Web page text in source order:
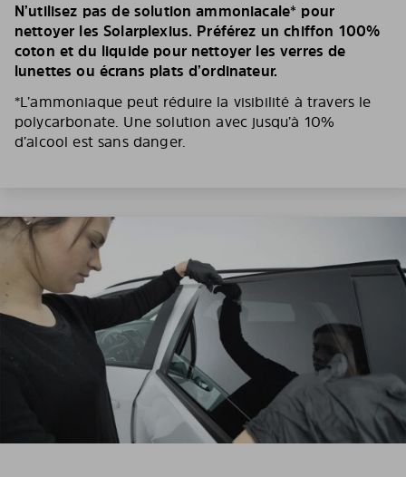
N’utilisez pas de solution ammoniacale* pour
nettoyer les Solarplexius. Préférez un chiffon 100%
coton et du liquide pour nettoyer les verres de
lunettes ou écrans plats d’ordinateur.
*L’ammoniaque peut réduire la visibilité à travers le
polycarbonate. Une solution avec jusqu’à 10%
d’alcool est sans danger.